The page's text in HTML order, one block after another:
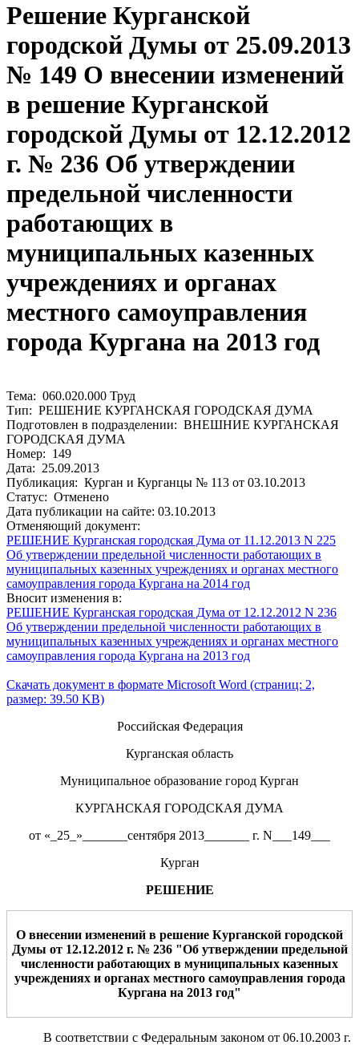
Решение Курганской
городской Думы от 25.09.2013
№ 149 О внесении изменений
в решение Курганской
городской Думы от 12.12.2012
г. № 236 Об утверждении
предельной численности
работающих в
муниципальных казенных
учреждениях и органах
местного самоуправления
города Кургана на 2013 год
Тема: 060.020.000 Труд
Тип: РЕШЕНИЕ КУРГАНСКАЯ ГОРОДСКАЯ ДУМА
Подготовлен в подразделении: ВНЕШНИЕ КУРГАНСКАЯ
ГОРОДСКАЯ ДУМА
Номер: 149
Дата: 25.09.2013
Публикация: Курган и Курганцы № 113 от 03.10.2013
Статус: Отменено
Дата публикации на сайте: 03.10.2013
Отменяющий документ:
РЕШЕНИЕ Курганская городская Дума от 11.12.2013 N 225
Об утверждении предельной численности работающих в
муниципальных казенных учреждениях и органах местного
самоуправления города Кургана на 2014 год
Вносит изменения в:
РЕШЕНИЕ Курганская городская Дума от 12.12.2012 N 236
Об утверждении предельной численности работающих в
муниципальных казенных учреждениях и органах местного
самоуправления города Кургана на 2013 год
Скачать документ в формате Microsoft Word (страниц: 2,
размер: 39.50 KB)
Российская Федерация
Курганская область
Муниципальное образование город Курган
КУРГАНСКАЯ ГОРОДСКАЯ ДУМА
от «_25_»_______сентября 2013_______ г. N___149___
Курган
РЕШЕНИЕ
О внесении изменений в решение Курганской городской
Думы от 12.12.2012 г. № 236 "Об утверждении предельной
численности работающих в муниципальных казенных
учреждениях и органах местного самоуправления города
Кургана на 2013 год"
В соответствии с Федеральным законом от 06.10.2003 г.